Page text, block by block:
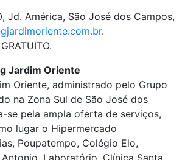
Jd. América, São José dos Campos,
.
Jardim Oriente
Oriente, administrado pelo Grupo
na Zona Sul de São José dos
se pela ampla oferta de serviços,
lugar o Hipermercado
Poupatempo, Colégio Elo,
Laboratório, Clínica Santa